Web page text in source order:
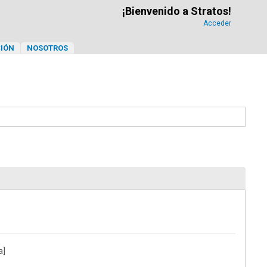
¡Bienvenido a Stratos!
Acceder
NOSOTROS